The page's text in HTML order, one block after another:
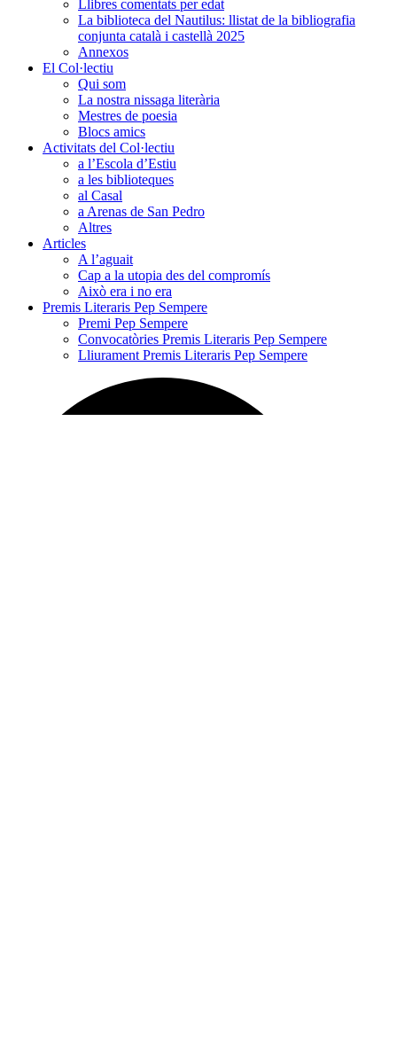
Llibres comentats per edat
La biblioteca del Nautilus: llistat de la bibliografia
conjunta català i castellà 2025
Annexos
El Col·lectiu
Qui som
La nostra nissaga literària
Mestres de poesia
Blocs amics
Activitats del Col·lectiu
a l’Escola d’Estiu
a les biblioteques
al Casal
a Arenas de San Pedro
Altres
Articles
A l’aguait
Cap a la utopia des del compromís
Això era i no era
Premis Literaris Pep Sempere
Premi Pep Sempere
Convocatòries Premis Literaris Pep Sempere
Lliurament Premis Literaris Pep Sempere